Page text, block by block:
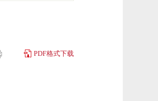
PDF格式下载